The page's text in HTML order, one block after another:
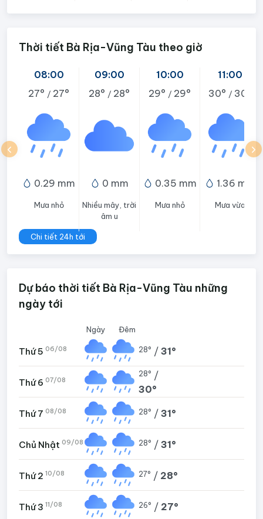
Thời tiết Bà Rịa-Vũng Tàu theo giờ
08:00
27° / 27°
0.29 mm
Mưa nhỏ
09:00
28° / 28°
0 mm
Nhiều mây, trời
âm u
10:00
29° / 29°
0.35 mm
Mưa nhỏ
11:00
30° / 30°
1.36 mm
Mưa vừa
Chi tiết 24h tới
Dự báo thời tiết Bà Rịa-Vũng Tàu những
ngày tới
Ngày Đêm
Thứ 5 06/08 28° / 31°
Thứ 6 07/08
28° /
30°
Thứ 7 08/08 28° / 31°
Chủ Nhật 09/08 28° / 31°
Thứ 2 10/08 27° / 28°
Thứ 3 11/08 26° / 27°